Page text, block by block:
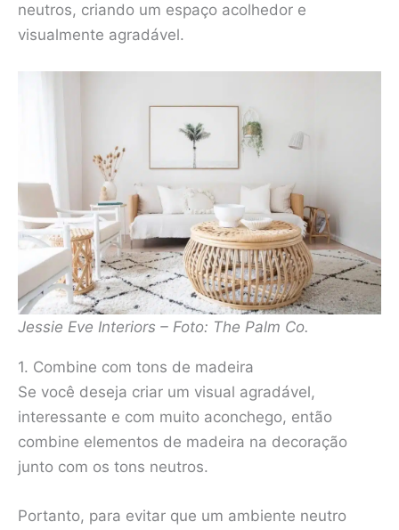
neutros, criando um espaço acolhedor e
visualmente agradável.
Jessie Eve Interiors – Foto: The Palm Co.
1. Combine com tons de madeira
Se você deseja criar um visual agradável,
interessante e com muito aconchego, então
combine elementos de madeira na decoração
junto com os tons neutros.
Portanto, para evitar que um ambiente neutro